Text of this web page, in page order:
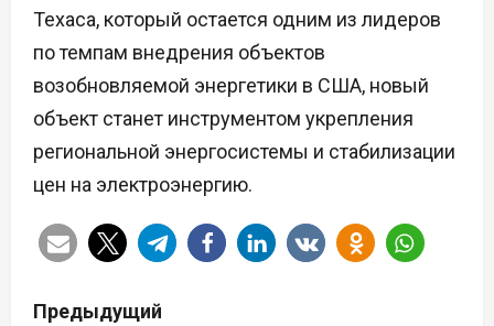
Техаса, который остается одним из лидеров
по темпам внедрения объектов
возобновляемой энергетики в США, новый
объект станет инструментом укрепления
региональной энергосистемы и стабилизации
цен на электроэнергию.
Н
Предыдущий